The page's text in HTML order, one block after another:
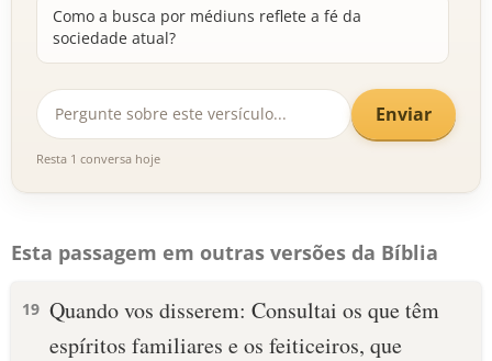
Como a busca por médiuns reflete a fé da
sociedade atual?
Enviar
Resta 1 conversa hoje
Esta passagem em outras versões da Bíblia
19 Quando vos disserem: Consultai os que têm
espíritos familiares e os feiticeiros, que